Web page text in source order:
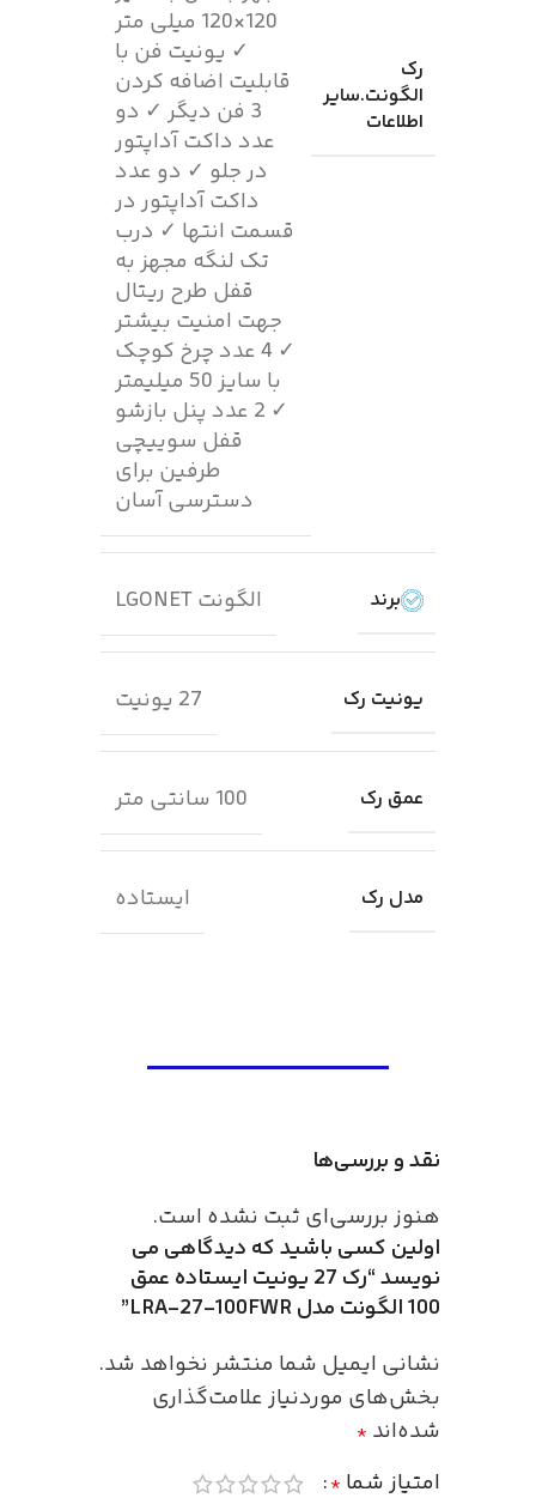
رک
الگونت.سایر
اطلاعات
120×120 میلی متر
✓ یونیت فن با
قابلیت اضافه کردن
3 فن دیگر ✓ دو
عدد داکت آداپتور
در جلو ✓ دو عدد
داکت آداپتور در
قسمت انتها ✓ درب
تک لنگه مجهز به
قفل طرح ریتال
جهت امنیت بیشتر
✓ 4 عدد چرخ کوچک
با سایز 50 میلیمتر
✓ 2 عدد پنل بازشو
قفل سوییچی
طرفین برای
دسترسی آسان
برند الگونت LGONET
یونیت رک 27 یونیت
عمق رک 100 سانتی متر
مدل رک ایستاده
نقد و بررسی‌ها
هنوز بررسی‌ای ثبت نشده است.
اولین کسی باشید که دیدگاهی می
نویسد “رک 27 یونیت ایستاده عمق
100 الگونت مدل LRA-27-100FWR”
نشانی ایمیل شما منتشر نخواهد شد.
بخش‌های موردنیاز علامت‌گذاری
شده‌اند *
امتیاز شما *